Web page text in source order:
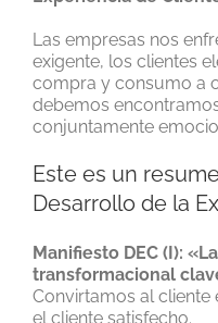
Las empresas nos
exigente, los clientes
compra y consumo a
debemos
conjuntamente
Este es un
Desarrollo de la
Manifiesto DEC (I):
transformacional
Convirtamos al
el cliente satisfecho.